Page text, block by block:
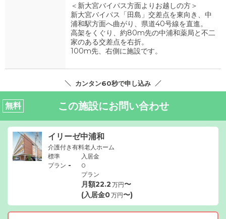
＜新大宮バイパス方面よりお越しの方＞
新大宮バイパス「田島」交差点を東向き、中
浦和駅方面へ曲がり、県道40号線を直進。
高架をくぐり、約80m先の中浦和薬局と不二
家のある交差点を右折。
100m先、右側に施設です。
カンタン60秒で申し込み
無料 この施設にお問い合わせ
イリーゼ中浦和
介護付き有料老人ホーム
標準
プラン -
入居金
0
プラン
月額22.2 万円〜
(入居金0万円〜)